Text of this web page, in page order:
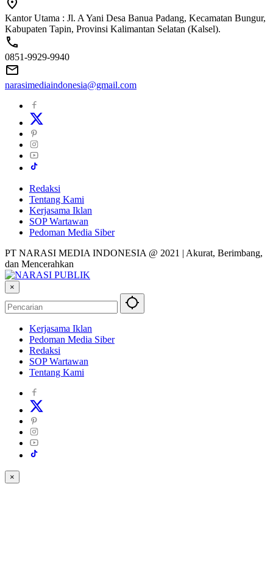
Kantor Utama : Jl. A Yani Desa Banua Padang, Kecamatan Bungur,
Kabupaten Tapin, Provinsi Kalimantan Selatan (Kalsel).
0851-9929-9940
narasimediaindonesia@gmail.com
Redaksi
Tentang Kami
Kerjasama Iklan
SOP Wartawan
Pedoman Media Siber
PT NARASI MEDIA INDONESIA @ 2021 | Akurat, Berimbang,
dan Mencerahkan
×
Kerjasama Iklan
Pedoman Media Siber
Redaksi
SOP Wartawan
Tentang Kami
×